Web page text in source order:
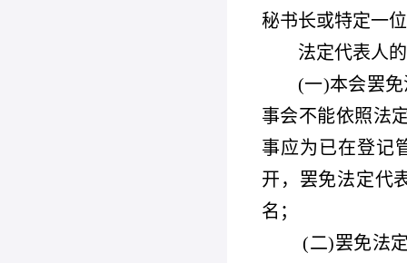
秘书长或特定一
法定代表人
(一)本会罢
事会不能依照法
事应为已在登记
开，罢免法定代
名；
(二)罢免法